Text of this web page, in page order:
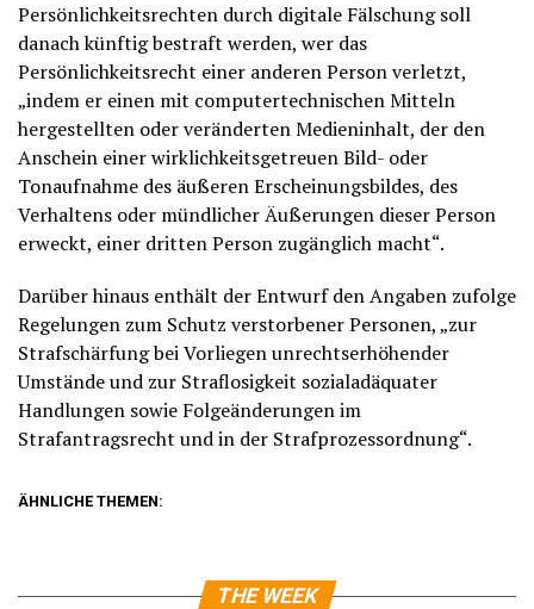
Persönlichkeitsrechten durch digitale Fälschung soll
danach künftig bestraft werden, wer das
Persönlichkeitsrecht einer anderen Person verletzt,
„indem er einen mit computertechnischen Mitteln
hergestellten oder veränderten Medieninhalt, der den
Anschein einer wirklichkeitsgetreuen Bild- oder
Tonaufnahme des äußeren Erscheinungsbildes, des
Verhaltens oder mündlicher Äußerungen dieser Person
erweckt, einer dritten Person zugänglich macht“.
Darüber hinaus enthält der Entwurf den Angaben zufolge
Regelungen zum Schutz verstorbener Personen, „zur
Strafschärfung bei Vorliegen unrechtserhöhender
Umstände und zur Straflosigkeit sozialadäquater
Handlungen sowie Folgeänderungen im
Strafantragsrecht und in der Strafprozessordnung“.
ÄHNLICHE THEMEN:
THE WEEK